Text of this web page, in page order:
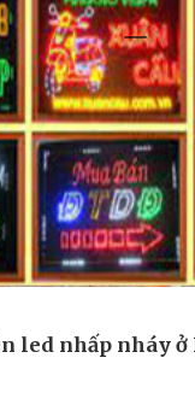
led nhấp nháy ở